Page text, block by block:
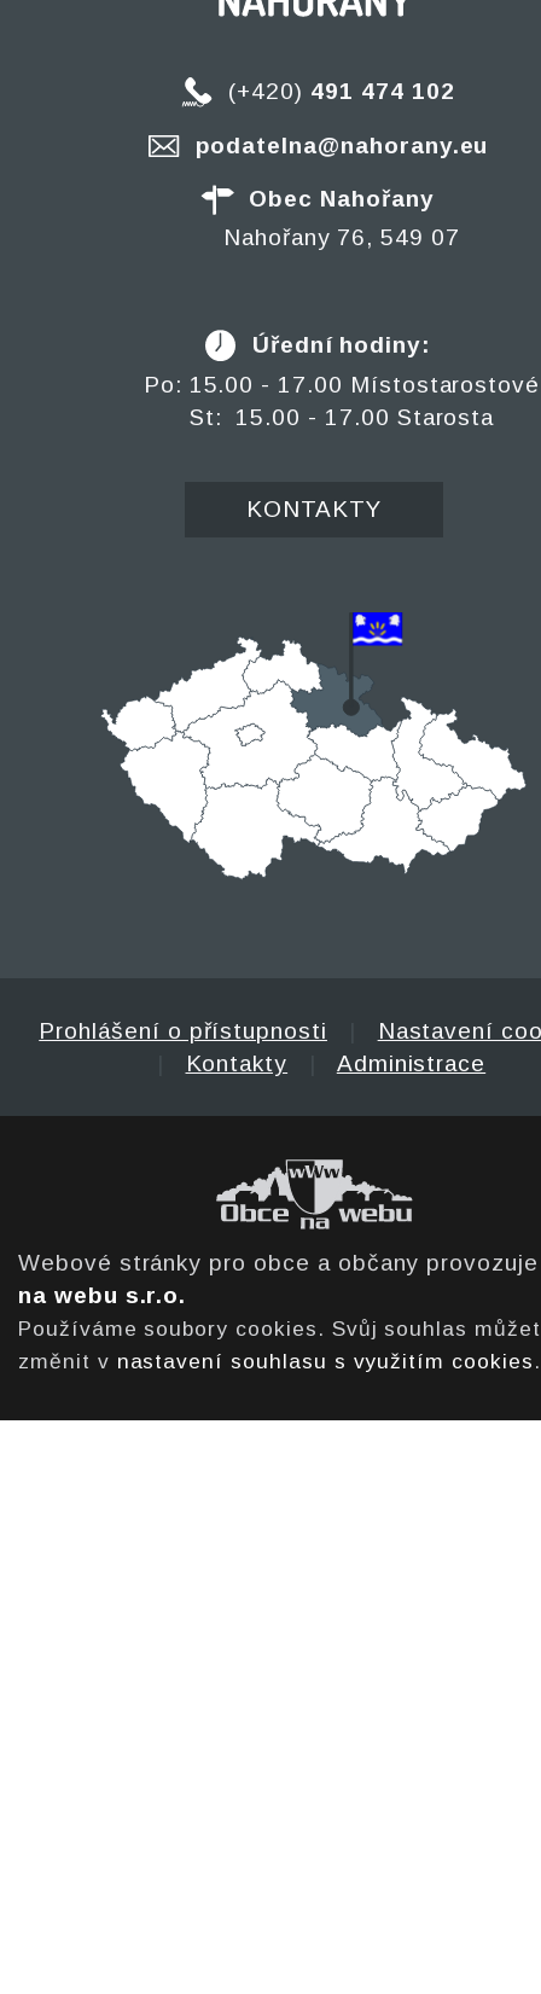
(+420) 491 474 102
podatelna@nahorany.eu
Obec Nahořany
Nahořany 76, 549 07
Úřední hodiny:
Po: 15.00 - 17.00 Místostarostové
St: 15.00 - 17.00 Starosta
KONTAKTY
Prohlášení o přístupnosti
Nastavení
Kontakty Administrace
Webové stránky pro obce a občany
na webu s.r.o.
Používáme soubory cookies. Svůj souhlas
změnit v nastavení souhlasu s využitím cookies .